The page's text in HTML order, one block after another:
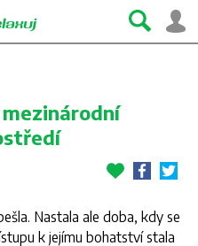
Nastala ale doba, kdy se
k jejímu bohatství stala